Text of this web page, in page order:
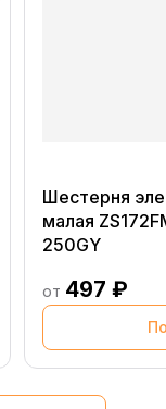
Шестерня
малая
250GY
от 497 ₽